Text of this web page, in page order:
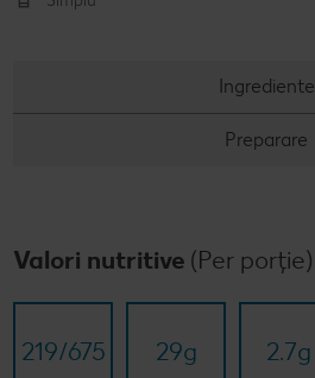
Ingrediente
Preparare
Valori nutritive (Per porție)
219/​675 29g 2.7g